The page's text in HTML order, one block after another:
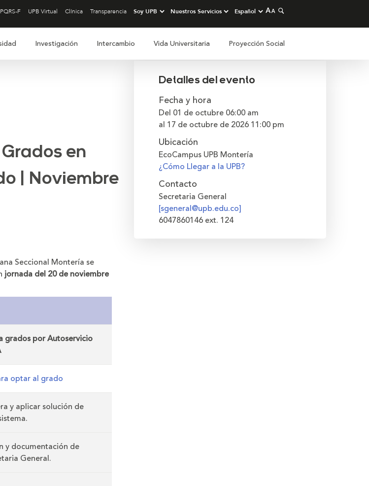
PQRS-F UPB Virtual Clínica Transparencia
Investigación Intercambio Vida Universitaria Proyección Social
en
| Noviembre
Detalles del evento
Fecha y hora
Del 01 de octubre 06:00 am
al 17 de octubre de 2026 11:00 pm
Ubicación
EcoCampus UPB Montería
¿Cómo Llegar a la UPB?
Contacto
Secretaria General
[sgeneral@upb.edu.co]
6047860146 ext. 124
Seccional Montería se
jornada del 20 de noviembre
grados por Autoservicio
optar al grado
y aplicar solución de
y documentación de
General.